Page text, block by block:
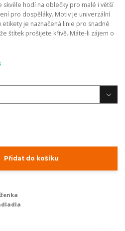
skvěle hodí na oblečky pro malé i větší
pro dospěláky. Motiv je univerzální
je naznačená linie pro snadné
štítek prošijete křivě. Máte-li zájem o
Přidat do košíku